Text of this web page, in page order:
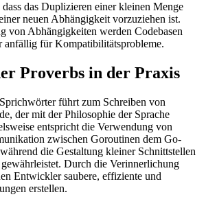
das Duplizieren einer kleinen Menge
neuen Abhängigkeit vorzuziehen ist.
von Abhängigkeiten werden Codebasen
anfällig für Kompatibilitätsprobleme.
Proverbs in der Praxis
führt zum Schreiben von
der mit der Philosophie der Sprache
entspricht die Verwendung von
zwischen Goroutinen dem Go-
die Gestaltung kleiner Schnittstellen
Durch die Verinnerlichung
Entwickler saubere, effiziente und
erstellen.